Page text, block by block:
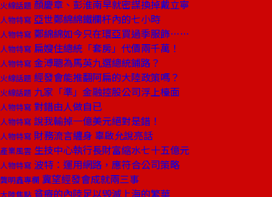
火線話題 顏慶章、彭淮南早就密謀換掉戴立寧
人物特寫 亞世鄭綿綿鐵欄杆內的七小時
人物特寫 鄭綿綿如今只在環亞買過季服飾……
人物特寫 扁嫂住總統「套房」代價兩千萬！
人物特寫 金溥聰為馬英九選總統鋪路？
火線話題 經發會能推翻阿扁的大陸政策嗎？
火線話題 九家「準」金融控股公司浮上檯面
人物特寫 對錯由人做自已
人物特寫 說我輸掉一億美元絕對是錯！
人物特寫 財務流言纏身 辜啟允說亮話
產業風雲 生技中心執行長財富縮水七十五億元
人物特寫 波特：運用網路，應符合公司策略
龔明鑫專欄 冀望經發會成就兩三事
大陸焦點 貧瘠的內陸足以毀滅上海的繁華